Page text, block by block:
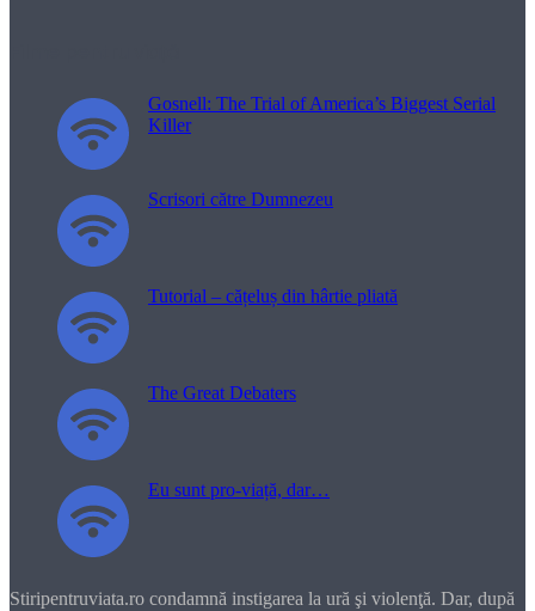
Gosnell: The Trial of America’s Biggest Serial
Killer
Scrisori către Dumnezeu
Tutorial – cățeluș din hârtie pliată
The Great Debaters
Eu sunt pro-viață, dar…
Stiripentruviata.ro condamnă instigarea la ură şi violenţă. Dar, după